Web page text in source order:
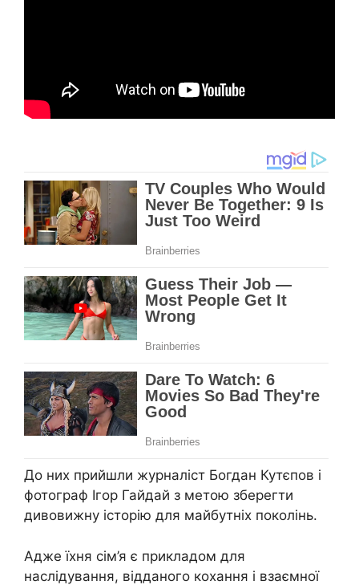
До них прийшли журналіст Богдан Кутєпов і
фотограф Ігор Гайдай з метою зберегти
дивовижну історію для майбутніх поколінь.
Адже їхня сім’я є прикладом для
наслідування, відданого кохання і взаємної